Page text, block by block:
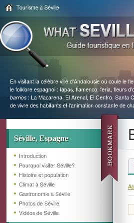
Tourisme à Séville
En visitant la célèbre ville d'Andalousie où coule le
le folklore espagnol : tapas, flamenco, feria, fleurs
barrios : La Macarena, El Arenal, El Centro, Santa
de vivre des habitants et l'animation constante de
Séville, Espagne
Introduction
Pourquoi visiter Séville?
Histoire et population
Climat à Séville
Gastronomie à Séville
Photos de Séville
Vidéos de Séville